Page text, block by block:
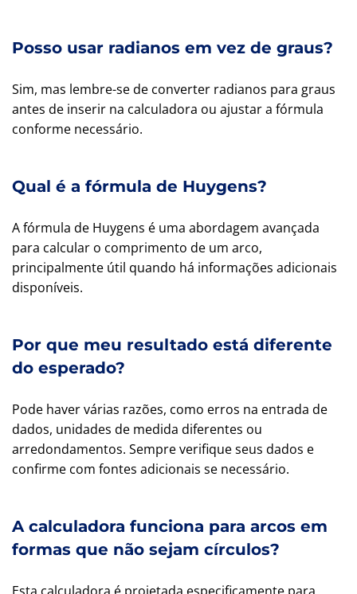
Posso usar radianos em vez de graus?
Sim, mas lembre-se de converter radianos para graus
antes de inserir na calculadora ou ajustar a fórmula
conforme necessário.
Qual é a fórmula de Huygens?
A fórmula de Huygens é uma abordagem avançada
para calcular o comprimento de um arco,
principalmente útil quando há informações adicionais
disponíveis.
Por que meu resultado está diferente
do esperado?
Pode haver várias razões, como erros na entrada de
dados, unidades de medida diferentes ou
arredondamentos. Sempre verifique seus dados e
confirme com fontes adicionais se necessário.
A calculadora funciona para arcos em
formas que não sejam círculos?